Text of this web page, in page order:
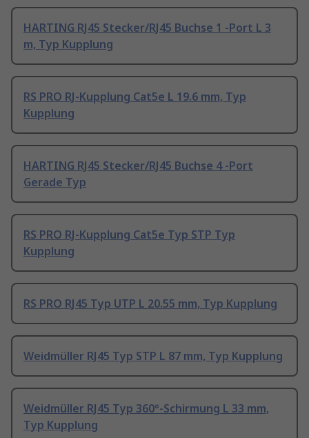
HARTING RJ45 Stecker/RJ45 Buchse 1 -Port L 3
m, Typ Kupplung
RS PRO RJ-Kupplung Cat5e L 19.6 mm, Typ
Kupplung
HARTING RJ45 Stecker/RJ45 Buchse 4 -Port
Gerade Typ
RS PRO RJ-Kupplung Cat5e Typ STP Typ
Kupplung
RS PRO RJ45 Typ UTP L 20.55 mm, Typ Kupplung
Weidmüller RJ45 Typ STP L 87 mm, Typ Kupplung
Weidmüller RJ45 Typ 360°-Schirmung L 33 mm,
Typ Kupplung